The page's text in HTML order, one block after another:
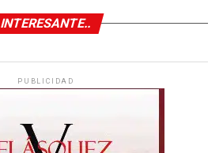
INTERESANTE..
PUBLICIDAD